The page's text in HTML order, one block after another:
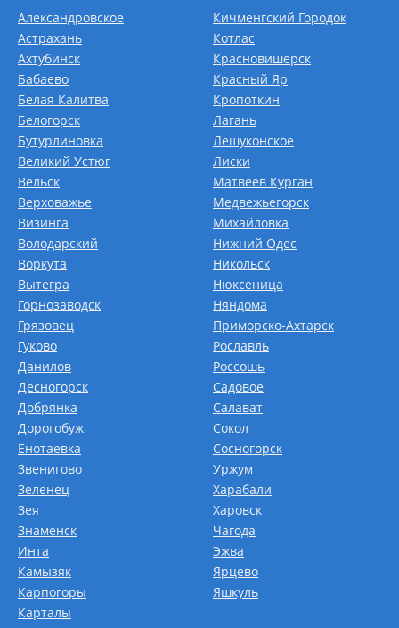
Александровское
Астрахань
Ахтубинск
Бабаево
Белая Калитва
Белогорск
Бутурлиновка
Великий Устюг
Вельск
Верховажье
Визинга
Володарский
Воркута
Вытегра
Горнозаводск
Грязовец
Гуково
Данилов
Десногорск
Добрянка
Дорогобуж
Енотаевка
Звенигово
Зеленец
Зея
Знаменск
Инта
Камызяк
Карпогоры
Карталы
Кичменгский Городок
Котлас
Красновишерск
Красный Яр
Кропоткин
Лагань
Лешуконское
Лиски
Матвеев Курган
Медвежьегорск
Михайловка
Нижний Одес
Никольск
Нюксеница
Няндома
Приморско-Ахтарск
Рославль
Россошь
Садовое
Салават
Сокол
Сосногорск
Уржум
Харабали
Харовск
Чагода
Эжва
Ярцево
Яшкуль